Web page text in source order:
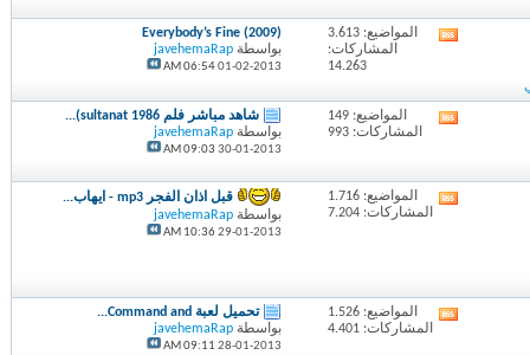
المنتدى
مشاهدةالمواضيع: 3.613
المشاركات:
14.263
Everybody’s Fine (2009)
بواسطةjavehemaRap
01-02-2013
06:54 AM
مشاهدة
تغذيات
المواضيع: 149
المشاركات: 993
شاهد مباشر فلم sultanat 1986)...
بواسطةjavehemaRap
30-01-2013
09:03 AM
مشاهدة
تغذيات
المواضيع: 1.716
المشاركات: 7.204
قبل اذان الفجر mp3 - ايهاب...
بواسطةjavehemaRap
29-01-2013
10:36 AM
مشاهدة
تغذيات
المواضيع: 1.526
المشاركات: 4.401
تحميل لعبة Command and...
بواسطةjavehemaRap
28-01-2013
09:11 AM